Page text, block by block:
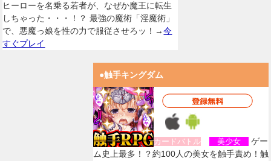
ヒーローを名乗る若者が、なぜか魔王に転生
しちゃった・・・！？ 最強の魔術「淫魔術」
で、悪魔っ娘を性の力で服従させろッ！→今
すぐプレイ
●触手キングダム
カードバトル 美少女
ゲー
ム史上最多！？約100人の美女を触手責め！触